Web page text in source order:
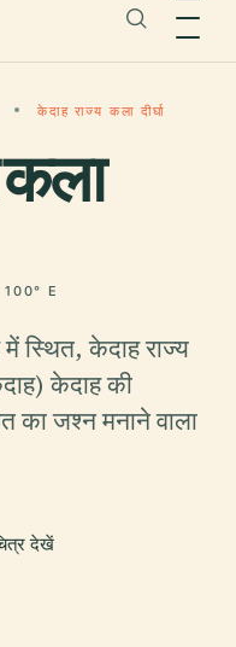
केदाह राज्य कला दीर्घा
E
स्थित, केदाह राज्य
केदाह की
का जश्न मनाने वाला
देखें